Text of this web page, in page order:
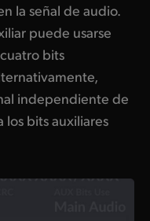
la señal de audio.
puede usarse
bits
independiente de
los bits auxiliares